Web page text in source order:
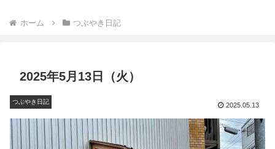
ホーム つぶやき日記
2025年5月13日（火）
つぶやき日記
2025.05.13